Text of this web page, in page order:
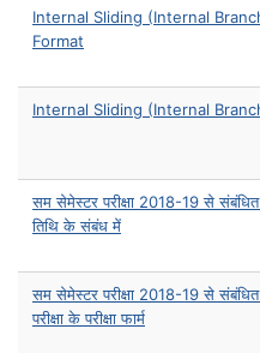
Internal Sliding (Internal
Format
Internal Sliding (Internal
सम सेमेस्टर परीक्षा 2018-19 से संबंधित
तिथि के संबंध में
सम सेमेस्टर परीक्षा 2018-19 से संबंधित
परीक्षा के परीक्षा फार्म